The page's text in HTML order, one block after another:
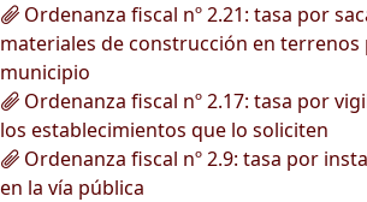
Ordenanza fiscal nº 2.21: tasa por
materiales de construcción en terrenos
municipio
Ordenanza fiscal nº 2.17: tasa por
los establecimientos que lo soliciten
Ordenanza fiscal nº 2.9: tasa por
en la vía pública